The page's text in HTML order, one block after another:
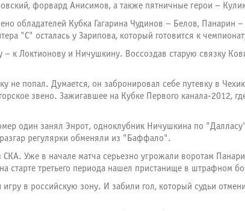
форвард Анисимов, а также пятничные герои –
обладателей Кубка Гагарина Чудинов – Белов,
" C" осталась у Зарипова, который готовится к
– к Локтионову и Ничушкину. Воссоздав старую связку
не попал. Думается, он забронировал себе путевку в
звено. Зажигавшее на Кубке Первого канала-2012,
один занял Энрот, одноклубник Ничушкина по
регулярки обменяли из "Баффало".
СКА. Уже в начале матча серьезно угрожали воротам
старте третьего периода нашел пристанище в штрафном
в российскую зону. И забили гол, который судьи